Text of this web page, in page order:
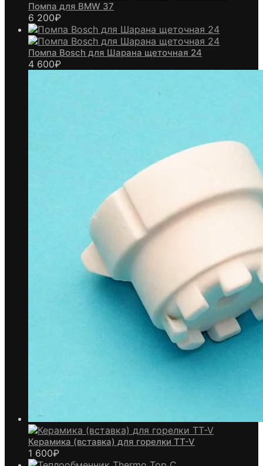
Помпа для BMW 37
6 200₽
Помпа Bosch для Шарана щеточная 24
4 600₽
Керамика (вставка) для горелки TT-V
1 600₽